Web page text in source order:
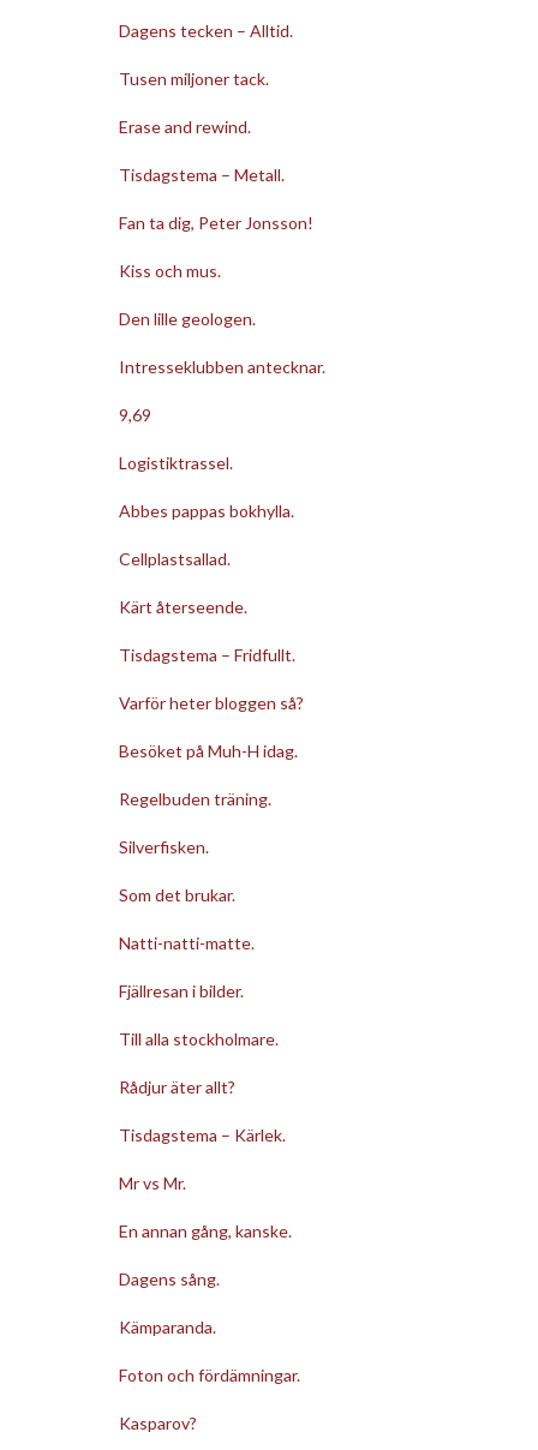
Dagens tecken – Alltid.
Tusen miljoner tack.
Erase and rewind.
Tisdagstema – Metall.
Fan ta dig, Peter Jonsson!
Kiss och mus.
Den lille geologen.
Intresseklubben antecknar.
9,69
Logistiktrassel.
Abbes pappas bokhylla.
Cellplastsallad.
Kärt återseende.
Tisdagstema – Fridfullt.
Varför heter bloggen så?
Besöket på Muh-H idag.
Regelbuden träning.
Silverfisken.
Som det brukar.
Natti-natti-matte.
Fjällresan i bilder.
Till alla stockholmare.
Rådjur äter allt?
Tisdagstema – Kärlek.
Mr vs Mr.
En annan gång, kanske.
Dagens sång.
Kämparanda.
Foton och fördämningar.
Kasparov?